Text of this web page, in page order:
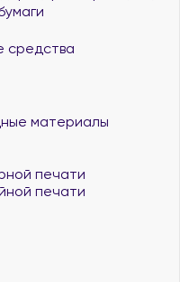
средства
материалы
печати
печати